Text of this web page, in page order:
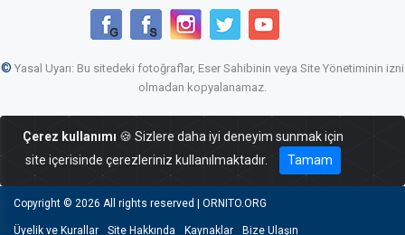
© Yasal Uyarı: Bu sitedeki fotoğraflar, Eser Sahibinin veya Site Yönetiminin izni
olmadan kopyalanamaz.
Çerez kullanımı 🍪 Sizlere daha iyi deneyim sunmak için
site içerisinde çerezleriniz kullanılmaktadır.
Tamam
Copyright © 2026 All rights reserved | ORNITO.ORG
Üyelik ve Kurallar Site Hakkında Kaynaklar Bize Ulaşın